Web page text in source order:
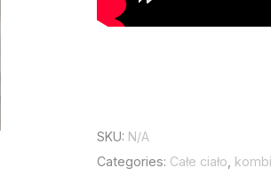
SKU: N/A
Categories: Całe ciało